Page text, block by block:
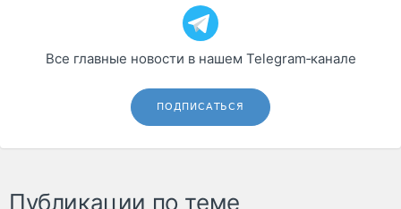
Все главные новости в нашем Telegram‑канале
ПОДПИСАТЬСЯ
Публикации по теме